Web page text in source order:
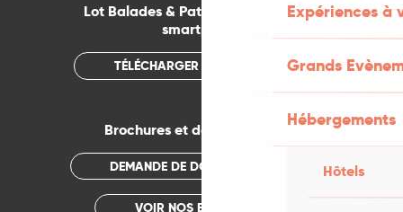
Expériences à
Grands
Hébergements
Hôtels
Lot Balades & Patrimoines sur votre
smartphone
TÉLÉCHARGER L'APPLICATION
Brochures et documentations
DEMANDE DE DOCUMENTATION
VOIR NOS BROCHURES